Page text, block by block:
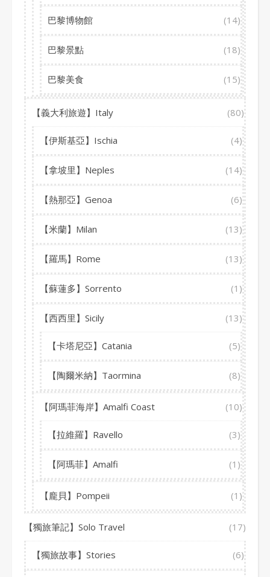
巴黎博物館 (14)
巴黎景點 (18)
巴黎美食 (15)
【義大利旅遊】Italy (80)
【伊斯基亞】Ischia (4)
【拿坡里】Neples (14)
【熱那亞】Genoa (6)
【米蘭】Milan (13)
【羅馬】Rome (13)
【蘇蓮多】Sorrento (1)
【西西里】Sicily (13)
【卡塔尼亞】Catania (5)
【陶爾米納】Taormina (8)
【阿瑪菲海岸】Amalfi Coast (10)
【拉維羅】Ravello (3)
【阿瑪菲】Amalfi (1)
【龐貝】Pompeii (1)
【獨旅筆記】Solo Travel (17)
【獨旅故事】Stories (6)